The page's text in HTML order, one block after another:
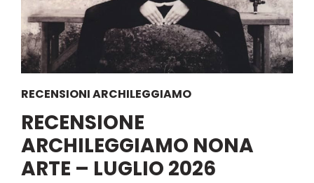
RECENSIONI ARCHILEGGIAMO
RECENSIONE
ARCHILEGGIAMO NONA
ARTE – LUGLIO 2026